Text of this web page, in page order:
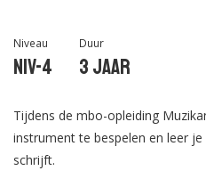
Niveau
Niv-4
Duur
3 jaar
Tijdens de mbo-opleiding
instrument te bespelen en leer
schrijft.